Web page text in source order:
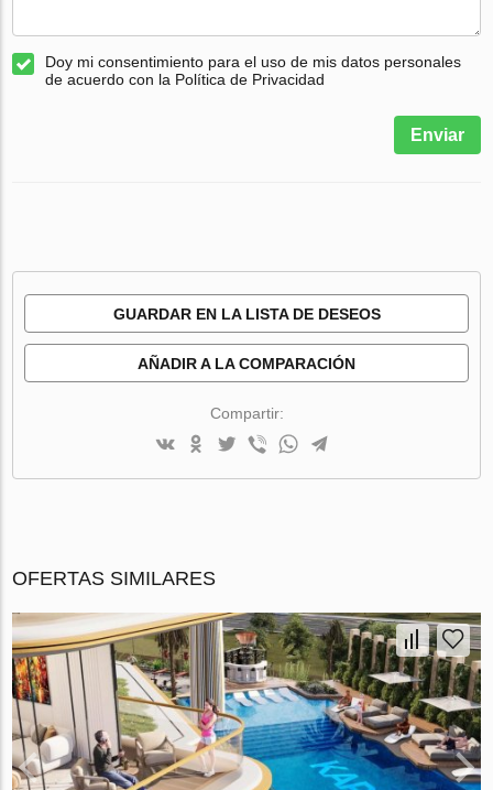
Doy mi consentimiento para el uso de mis datos personales
de acuerdo con la Política de Privacidad
Enviar
GUARDAR EN LA LISTA DE DESEOS
AÑADIR A LA COMPARACIÓN
Compartir:
OFERTAS SIMILARES